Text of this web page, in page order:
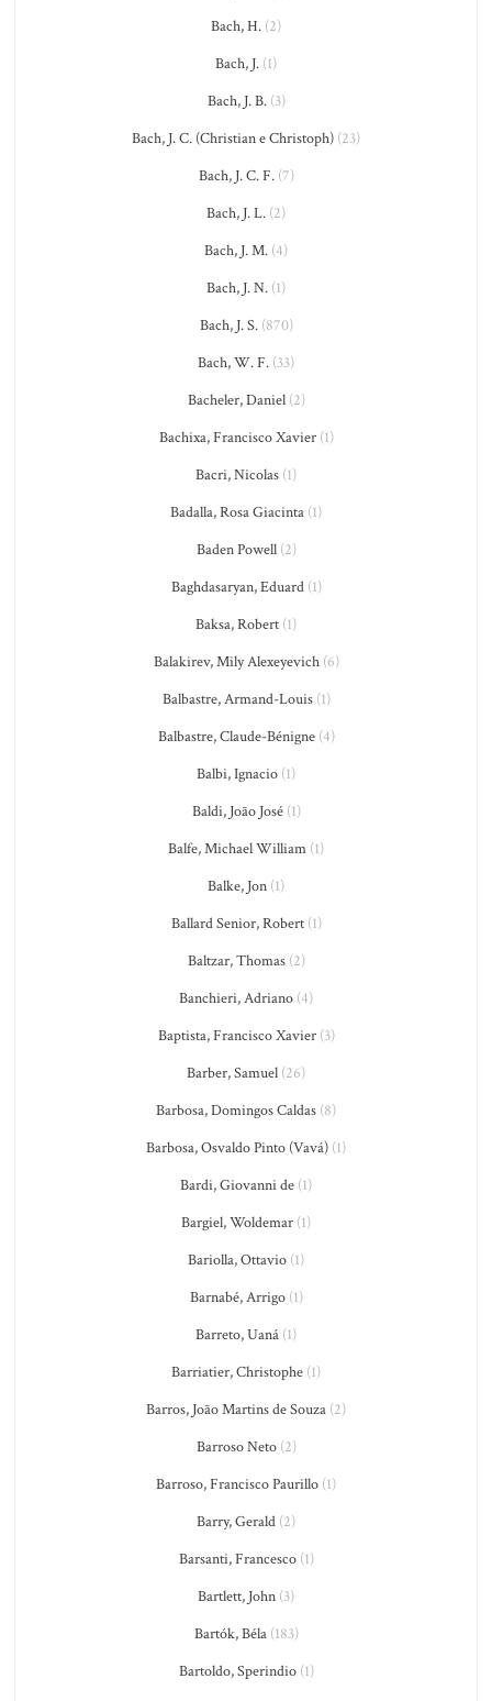
Bach, H. (2)
Bach, J. (1)
Bach, J. B.(3)
Bach, J. C. (Christian e Christoph) (23)
Bach, J. C. F.(7)
Bach, J. L. (2)
Bach, J. M. (4)
Bach, J. N. (1)
Bach, J. S.(870)
Bach, W. F. (33)
Bacheler, Daniel(2)
Bachixa, Francisco Xavier(1)
Bacri, Nicolas (1)
Badalla, Rosa Giacinta (1)
Baden Powell(2)
Baghdasaryan, Eduard(1)
Baksa, Robert (1)
Balakirev, Mily Alexeyevich(6)
Balbastre, Armand-Louis(1)
Balbastre, Claude-Bénigne(4)
Balbi, Ignacio (1)
Baldi, João José(1)
Balfe, Michael William (1)
Balke, Jon (1)
Ballard Senior, Robert(1)
Baltzar, Thomas(2)
Banchieri, Adriano (4)
Baptista, Francisco Xavier(3)
Barber, Samuel (26)
Barbosa, Domingos Caldas (8)
Barbosa, Osvaldo Pinto (Vavá) (1)
Bardi, Giovanni de (1)
Bargiel, Woldemar (1)
Bariolla, Ottavio (1)
Barnabé, Arrigo(1)
Barreto, Uaná (1)
Barriatier, Christophe (1)
Barros, João Martins de Souza (2)
Barroso Neto(2)
Barroso, Francisco Paurillo (1)
Barry, Gerald (2)
Barsanti, Francesco(1)
Bartlett, John (3)
Bartók, Béla(183)
Bartoldo, Sperindio(1)